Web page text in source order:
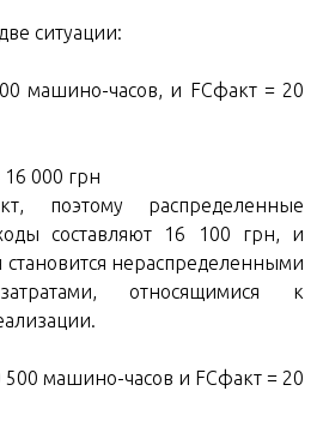
ситуации:
машино-часов, и FCфакт = 20
16 000 грн
поэтому распределенные
составляют 16 100 грн, и
становится нераспределенными
относящимися к
500 машино-часов и FCфакт = 20